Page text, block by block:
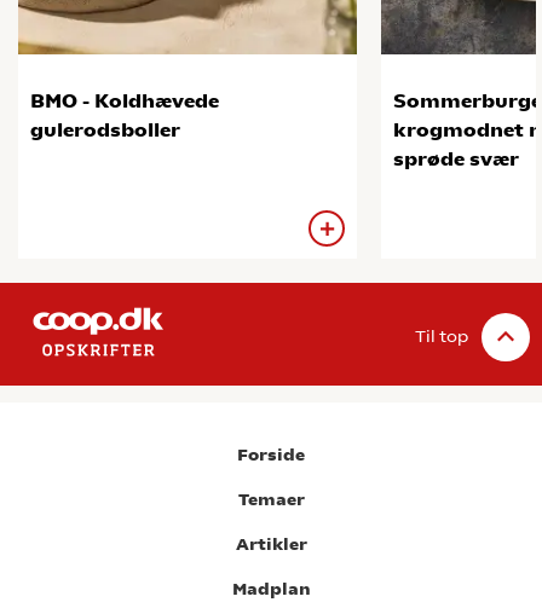
BMO - Koldhævede
gulerodsboller
krogmodnet
sprøde svær
Til top
Forside
Temaer
Artikler
Madplan